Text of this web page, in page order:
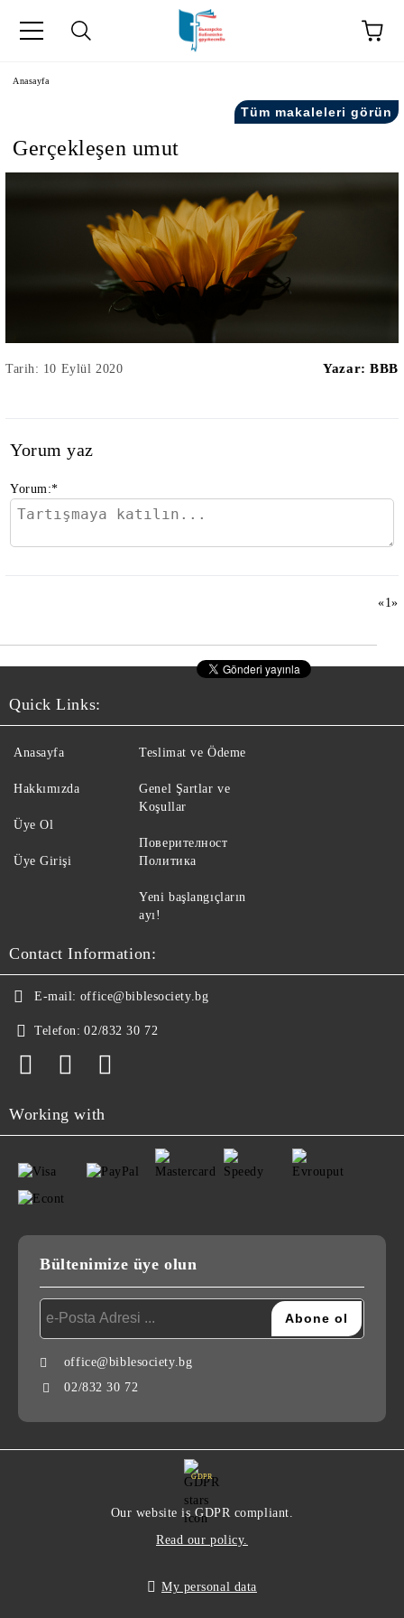
Anasayfa
Tüm makaleleri görün
Gerçekleşen umut
Tarih: 10 Eylül 2020 Yazar: BBB
Yorum yaz
Yorum:*
«1»
Quick Links:
Anasayfa
Hakkımızda
Üye Ol
Üye Girişi
Teslimat ve Ödeme
Genel Şartlar ve
Koşullar
Поверителност
Политика
Yeni başlangıçların
ayı!
Contact Information:
E-mail: office@biblesociety.bg
Telefon: 02/832 30 72
Working with
Bültenimize üye olun
office@biblesociety.bg
02/832 30 72
GDPR
Our website is GDPR compliant.
Read our policy.
My personal data